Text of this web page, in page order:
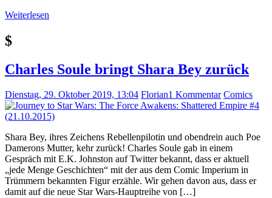
Weiterlesen
$
Charles Soule bringt Shara Bey zurück
Dienstag, 29. Oktober 2019, 13:04 Florian1 Kommentar Comics
Shara Bey, ihres Zeichens Rebellenpilotin und obendrein auch Poe
Damerons Mutter, kehr zurück! Charles Soule gab in einem
Gespräch mit E.K. Johnston auf Twitter bekannt, dass er aktuell
„jede Menge Geschichten“ mit der aus dem Comic Imperium in
Trümmern bekannten Figur erzähle. Wir gehen davon aus, dass er
damit auf die neue Star Wars-Hauptreihe von […]